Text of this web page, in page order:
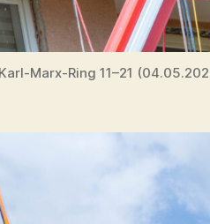
Marx-Ring 11–21